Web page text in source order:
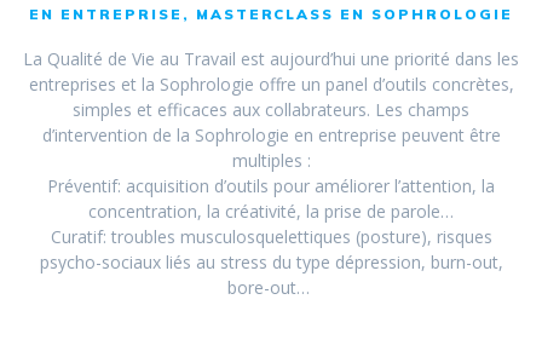
EN ENTREPRISE, MASTERCLASS EN SOPHROLOGIE
La Qualité de Vie au Travail est aujourd’hui une priorité dans les
entreprises et la Sophrologie offre un panel d’outils concrètes,
simples et efficaces aux collabrateurs. Les champs
d’intervention de la Sophrologie en entreprise peuvent être
multiples :
Préventif: acquisition d’outils pour améliorer l’attention, la
concentration, la créativité, la prise de parole…
Curatif: troubles musculosquelettiques (posture), risques
psycho-sociaux liés au stress du type dépression, burn-out,
bore-out…